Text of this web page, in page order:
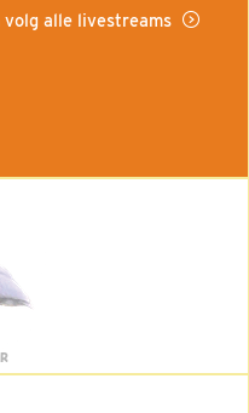
volg alle livestreams